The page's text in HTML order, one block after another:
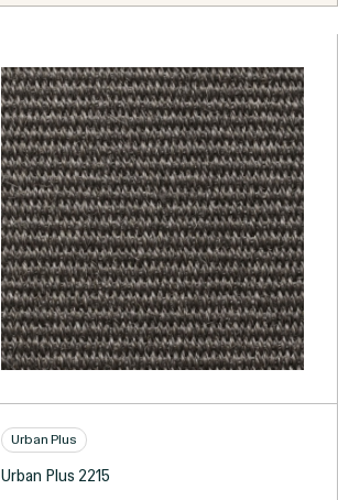
Urban Plus
Urban Plus 2215